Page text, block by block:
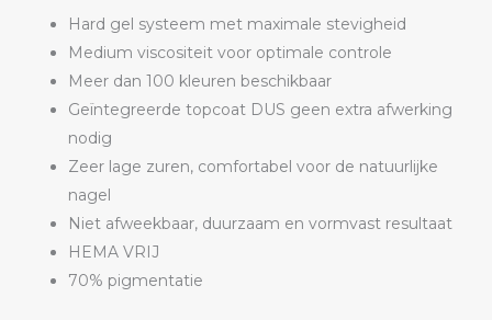
Hard gel systeem met maximale stevigheid
Medium viscositeit voor optimale controle
Meer dan 100 kleuren beschikbaar
Geïntegreerde topcoat DUS geen extra afwerking
nodig
Zeer lage zuren, comfortabel voor de natuurlijke
nagel
Niet afweekbaar, duurzaam en vormvast resultaat
HEMA VRIJ
70% pigmentatie